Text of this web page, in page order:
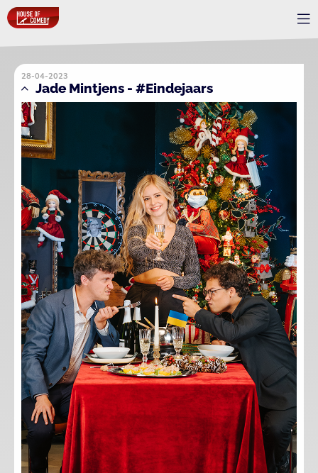
28-04-2023
Jade Mintjens - #Eindejaars